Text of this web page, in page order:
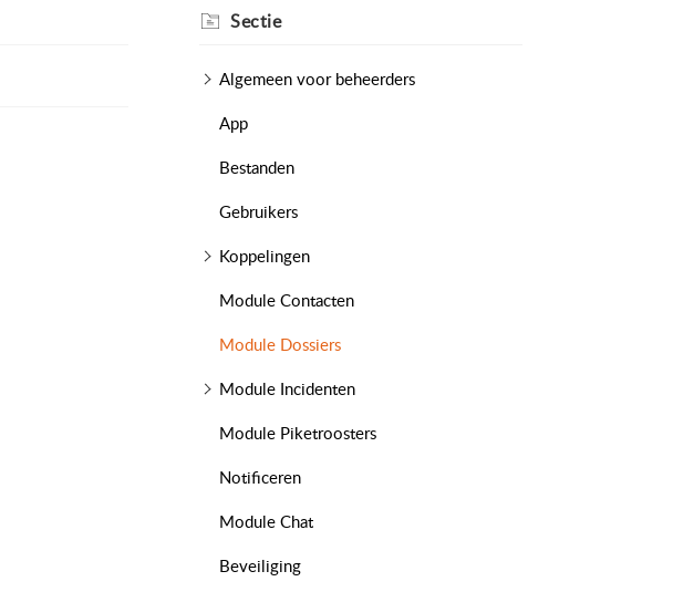
Sectie
Algemeen voor beheerders
App
Bestanden
Gebruikers
Koppelingen
Module Contacten
Module Dossiers
Module Incidenten
Module Piketroosters
Notificeren
Module Chat
Beveiliging